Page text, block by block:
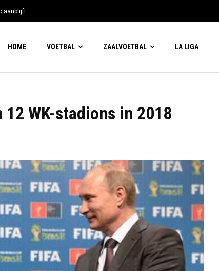
aanblijft
HOME VOETBAL ZAALVOETBAL LA LIGA
WK-stadions in 2018